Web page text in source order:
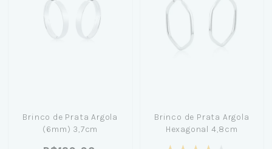
Brinco de Prata Argola
(6mm) 3,7cm
Brinco de Prata Argola
Hexagonal 4,8cm